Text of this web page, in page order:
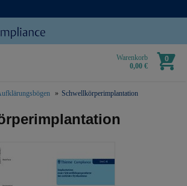
Warenkorb
0,00 €
0
Schwellkörperimplantation